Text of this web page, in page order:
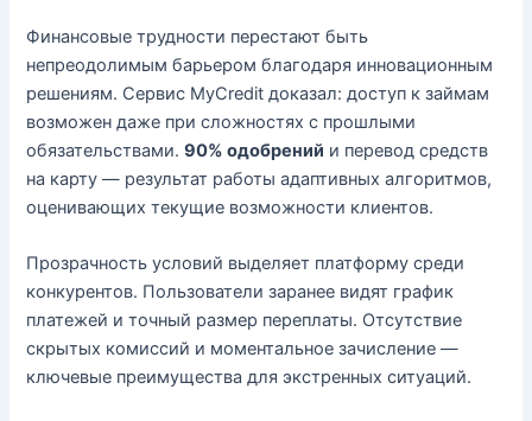
Финансовые трудности перестают быть
непреодолимым барьером благодаря инновационным
решениям. Сервис MyCredit доказал: доступ к займам
возможен даже при сложностях с прошлыми
обязательствами.90% одобрений и перевод средств
на карту — результат работы адаптивных алгоритмов,
оценивающих текущие возможности клиентов.
Прозрачность условий выделяет платформу среди
конкурентов. Пользователи заранее видят график
платежей и точный размер переплаты. Отсутствие
скрытых комиссий и моментальное зачисление —
ключевые преимущества для экстренных ситуаций.